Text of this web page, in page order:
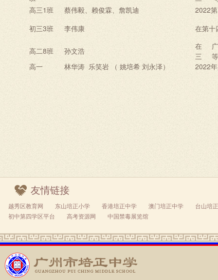
高三1班 蔡伟毅、赖俊霖、詹凯迪 2022
初三3班 李伟康 在第十
高二8班 孙文浩 在
三
高一
林华涛 乐笑岩 （ 姚培希 刘永泽） 2022
友情链接
越秀区教育网 东山培正小学 香港培正中学 澳门培正中学
台山培
初中第四学区平台
高考资源网 中国禁毒展览馆